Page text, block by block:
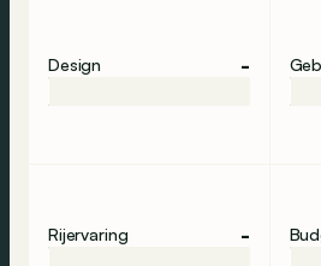
Design -
Rijervaring -